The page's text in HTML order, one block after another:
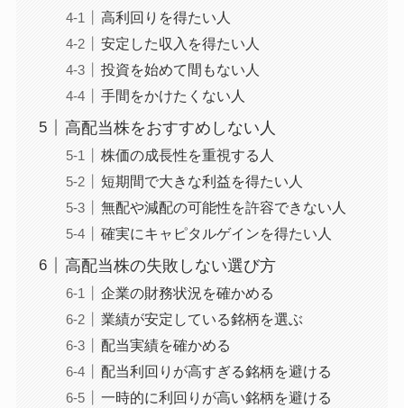
高利回りを得たい人
安定した収入を得たい人
投資を始めて間もない人
手間をかけたくない人
高配当株をおすすめしない人
株価の成長性を重視する人
短期間で大きな利益を得たい人
無配や減配の可能性を許容できない人
確実にキャピタルゲインを得たい人
高配当株の失敗しない選び方
企業の財務状況を確かめる
業績が安定している銘柄を選ぶ
配当実績を確かめる
配当利回りが高すぎる銘柄を避ける
一時的に利回りが高い銘柄を避ける